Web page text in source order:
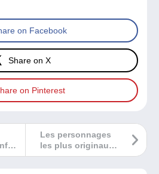
on Facebook
Share on X
on Pinterest
Les personnages
les plus originaux
de ces derniers